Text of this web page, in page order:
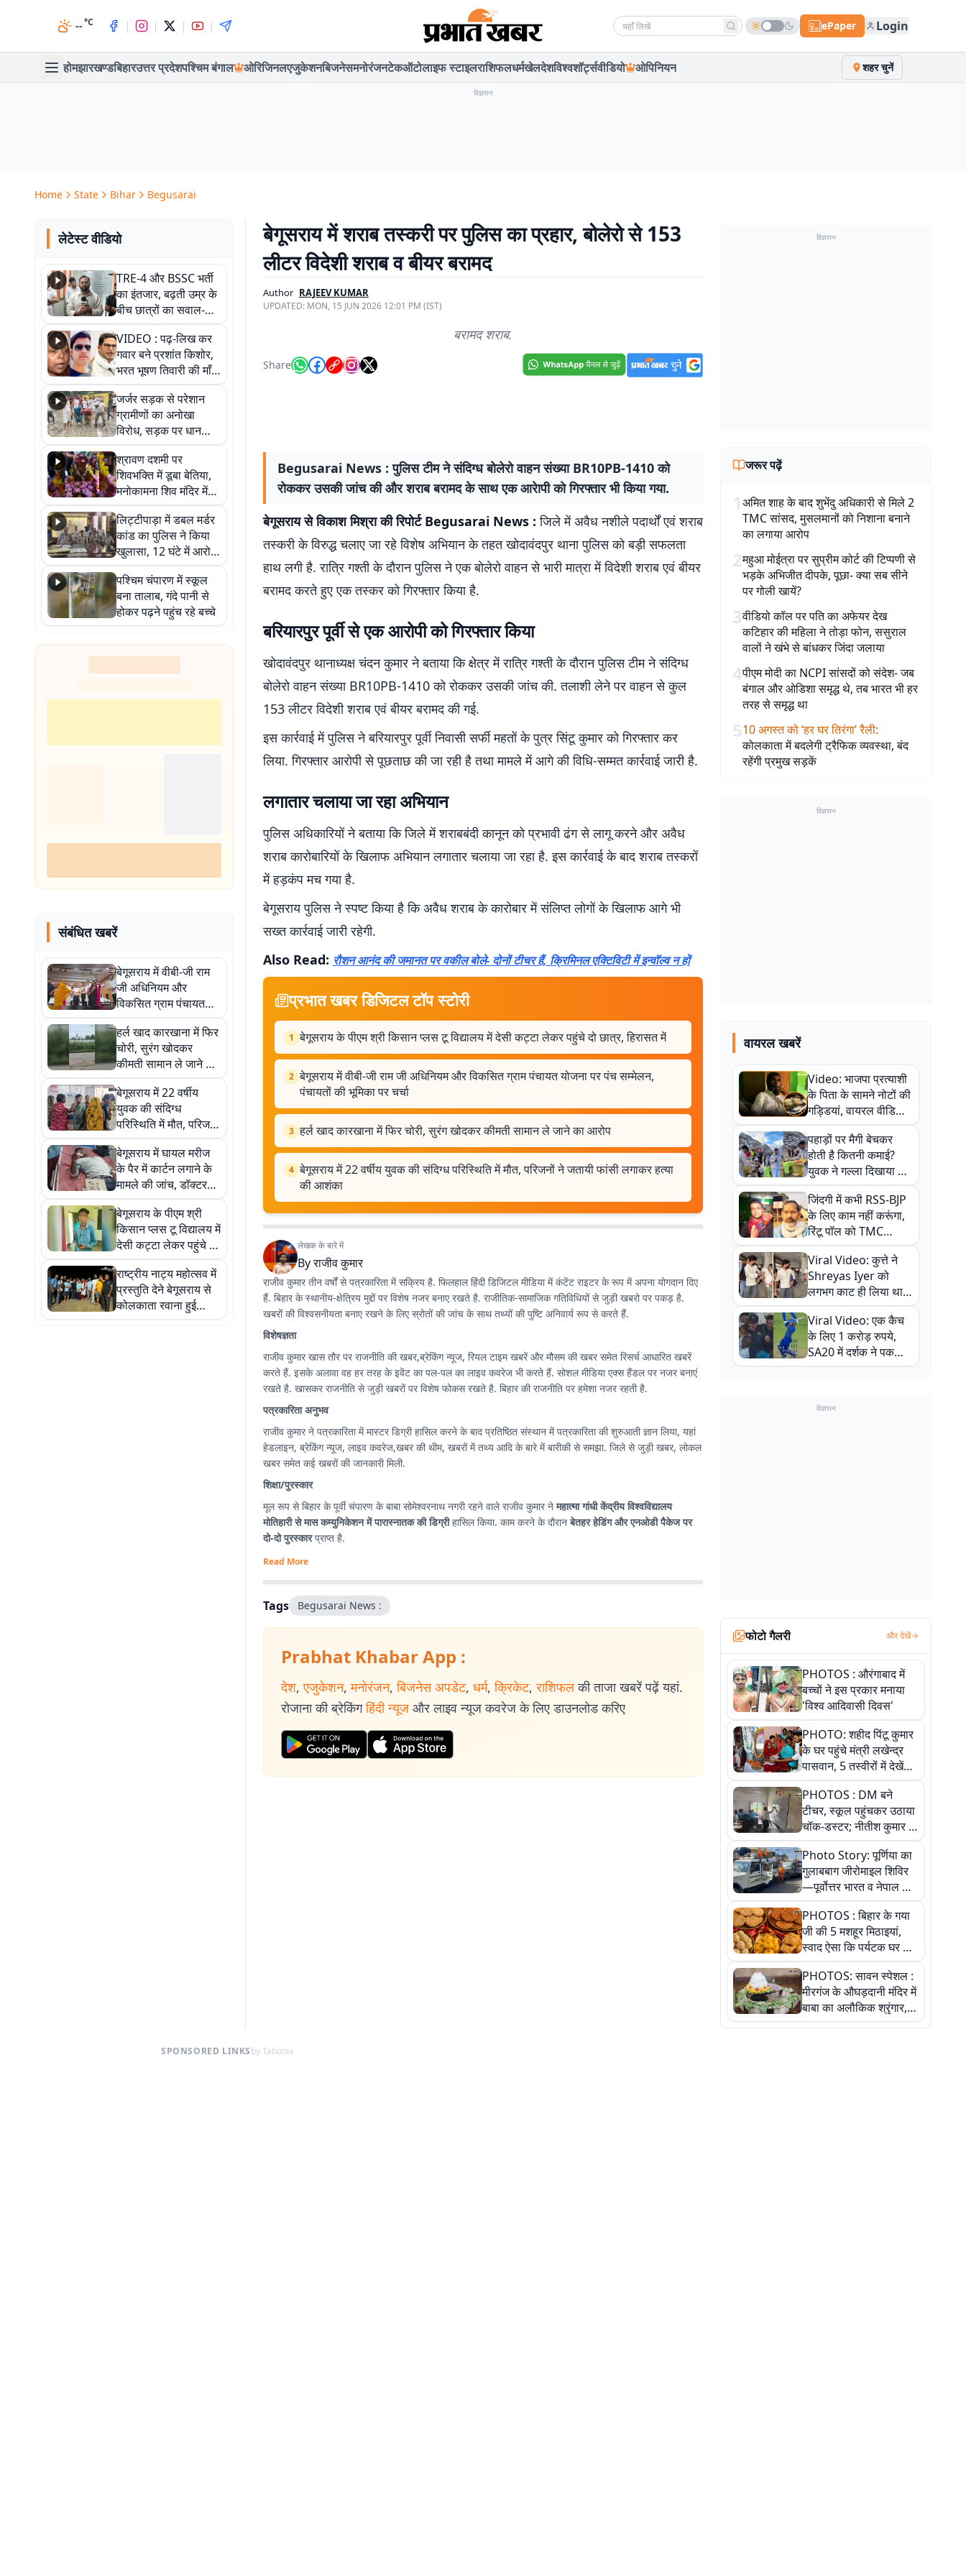
--°C | | | | Search news ePaper Login
होमझारखण्डबिहारउत्तर प्रदेशपश्चिम बंगाल ओरिजिनलएजुकेशनबिजनेसमनोरंजनटेकऑटोलाइफ स्टाइलराशिफलधर्मखेलदेशविश्वशॉर्ट्सवीडियो ओपिनियन शहर चुनें
विज्ञापन
Home State Bihar Begusarai
लेटेस्ट वीडियो
TRE-4 और BSSC भर्ती
का इंतजार, बढ़ती उम्र के
बीच छात्रों का सवाल-
आखिर कब आएगी बहाली?
देखें वीडियो
VIDEO : पढ़-लिख कर
गवार बने प्रशांत किशोर,
भरत भूषण तिवारी की माँ ने
कहा नहीं थी उम्मीद, बेटा
था तो किसी को बोलने की
नहीं थी हिम्मत
जर्जर सड़क से परेशान
ग्रामीणों का अनोखा
विरोध, सड़क पर धान
रोपकर और खाद डालकर
जताया आक्रोश
श्रावण दशमी पर
शिवभक्ति में डूबा बेतिया,
मनोकामना शिव मंदिर में
हुआ भव्य श्रृंगार
लिट्टीपाड़ा में डबल मर्डर
कांड का पुलिस ने किया
खुलासा, 12 घंटे में आरोपी
गिरफ्तार
पश्चिम चंपारण में स्कूल
बना तालाब, गंदे पानी से
होकर पढ़ने पहुंच रहे बच्चे
संबंधित खबरें
बेगूसराय में वीबी-जी राम
जी अधिनियम और
विकसित ग्राम पंचायत
योजना पर पंच सम्मेलन,
पंचायतों की भूमिका पर
चर्चा
हर्ल खाद कारखाना में फिर
चोरी, सुरंग खोदकर
कीमती सामान ले जाने का
आरोप
बेगूसराय में 22 वर्षीय
युवक की संदिग्ध
परिस्थिति में मौत, परिजनों
ने जतायी फांसी लगाकर
हत्या की आशंका
बेगूसराय में घायल मरीज
के पैर में कार्टन लगाने के
मामले की जांच, डॉक्टर
की प्रतिनियुक्ति खत्म
बेगूसराय के पीएम श्री
किसान प्लस टू विद्यालय में
देसी कट्टा लेकर पहुंचे दो
छात्र, हिरासत में
राष्ट्रीय नाट्य महोत्सव में
प्रस्तुति देने बेगूसराय से
कोलकाता रवाना हुई
आकाश गंगा रंग चौपाल की
बेगूसराय में शराब तस्करी पर पुलिस का प्रहार, बोलेरो से 153
लीटर विदेशी शराब व बीयर बरामद
Author RAJEEV KUMAR
UPDATED: MON, 15 JUN 2026 12:01 PM (IST)
बरामद शराब.
Share
Begusarai News : पुलिस टीम ने संदिग्ध बोलेरो वाहन संख्या BR10PB-1410 को
रोककर उसकी जांच की और शराब बरामद के साथ एक आरेापी को गिरफ्तार भी किया गया.
बेगूसराय से विकाश मिश्रा की रिपोर्ट Begusarai News :जिले में अवैध नशीले पदार्थों एवं शराब
तस्करी के विरुद्ध चलाए जा रहे विशेष अभियान के तहत खोदावंदपुर थाना पुलिस को बड़ी सफलता
हाथ लगी है. रात्रि गश्ती के दौरान पुलिस ने एक बोलेरो वाहन से भारी मात्रा में विदेशी शराब एवं बीयर
बरामद करते हुए एक तस्कर को गिरफ्तार किया है.
बरियारपुर पूर्वी से एक आरोपी को गिरफ्तार किया
खोदावंदपुर थानाध्यक्ष चंदन कुमार ने बताया कि क्षेत्र में रात्रि गश्ती के दौरान पुलिस टीम ने संदिग्ध
बोलेरो वाहन संख्या BR10PB-1410 को रोककर उसकी जांच की. तलाशी लेने पर वाहन से कुल
153 लीटर विदेशी शराब एवं बीयर बरामद की गई.
इस कार्रवाई में पुलिस ने बरियारपुर पूर्वी निवासी सर्फी महतों के पुत्र सिंटू कुमार को गिरफ्तार कर
लिया. गिरफ्तार आरोपी से पूछताछ की जा रही है तथा मामले में आगे की विधि-सम्मत कार्रवाई जारी है.
लगातार चलाया जा रहा अभियान
पुलिस अधिकारियों ने बताया कि जिले में शराबबंदी कानून को प्रभावी ढंग से लागू करने और अवैध
शराब कारोबारियों के खिलाफ अभियान लगातार चलाया जा रहा है. इस कार्रवाई के बाद शराब तस्करों
में हड़कंप मच गया है.
बेगूसराय पुलिस ने स्पष्ट किया है कि अवैध शराब के कारोबार में संलिप्त लोगों के खिलाफ आगे भी
सख्त कार्रवाई जारी रहेगी.
Also Read: रौशन आनंद की जमानत पर वकील बोले- दोनों टीचर हैं, क्रिमिनल एक्टिविटी में इन्वॉल्व न हों
प्रभात खबर डिजिटल टॉप स्टोरी
1 बेगूसराय के पीएम श्री किसान प्लस टू विद्यालय में देसी कट्टा लेकर पहुंचे दो छात्र, हिरासत में
2 बेगूसराय में वीबी-जी राम जी अधिनियम और विकसित ग्राम पंचायत योजना पर पंच सम्मेलन,
पंचायतों की भूमिका पर चर्चा
3 हर्ल खाद कारखाना में फिर चोरी, सुरंग खोदकर कीमती सामान ले जाने का आरोप
4 बेगूसराय में 22 वर्षीय युवक की संदिग्ध परिस्थिति में मौत, परिजनों ने जतायी फांसी लगाकर हत्या
की आशंका
लेखक के बारे में
Byराजीव कुमार
राजीव कुमार तीन वर्षों से पत्रकारिता में सक्रिय है. फिलहाल हिंदी डिजिटल मीडिया में कंटेंट राइटर के रूप में अपना योगदान दिए
हैं. बिहार के स्थानीय-क्षेत्रिय मुद्दों पर विशेष नजर बनाए रखते है. राजीतिक-सामाजिक गतिविधियों से जुड़ी खबरो पर पकड़ है.
खबरों की विश्वसनीयता बनाए रखने के लिए स्रोतों की जांच के साथ तथ्यों की पुष्टि अनिवार्य रूप से करते हैं.
विशेषज्ञता
राजीव कुमार खास तौर पर राजनीति की खबर,ब्रेकिंग न्यूज, रियल टाइम खबरें और मौसम की खबर समेत रिसर्च आधारित खबरें
करते हैं. इसके अलावा वह हर तरह के इवेंट का पल-पल का लाइव कवरेज भी करते हैं. सोशल मीडिया एक्स हैंडल पर नजर बनाएं
रखते है. खासकर राजनीति से जुड़ी खबरों पर विशेष फोकस रखते है. बिहार की राजनीति पर हमेशा नजर रहती है.
पत्रकारिता अनुभव
राजीव कुमार ने पत्रकारिता में मास्टर डिग्री हासिल करने के बाद प्रतिष्ठित संस्थान में पत्रकारिता की शुरुआती ज्ञान लिया, यहां
हेडलाइन, ब्रेकिंग न्यूज, लाइव कवरेज,खबर की थीम, खबरों में तथ्य आदि के बारे में बारीकी से समझा. जिले से जुड़ी खबर, लोकल
खबर समेत कई खबरों की जानकारी मिली.
शिक्षा/पुरस्कार
मूल रूप से बिहार के पूर्वी चंपारण के बाबा सोमेश्वरनाथ नगरी रहने वाले राजीव कुमार नेमहात्मा गांधी केंद्रीय विश्वविद्यालय
मोतिहारी से मास कम्युनिकेशन में पारास्नातक की डिग्रीहासिल किया. काम करने के दौरानबेतहर हेडिंग और एनओडी पैकेज पर
दो-दो पुरस्कारप्राप्त है.
Read More
Tags Begusarai News :
Prabhat Khabar App :
देश, एजुकेशन, मनोरंजन, बिजनेस अपडेट, धर्म, क्रिकेट, राशिफल की ताजा खबरें पढ़ें यहां.
रोजाना की ब्रेकिंग हिंदी न्यूज और लाइव न्यूज कवरेज के लिए डाउनलोड करिए
विज्ञापन
जरूर पढ़ें
1अमित शाह के बाद शुभेंदु अधिकारी से मिले 2
TMC सांसद, मुसलमानों को निशाना बनाने
का लगाया आरोप
2महुआ मोईत्रा पर सुप्रीम कोर्ट की टिप्पणी से
भड़के अभिजीत दीपके, पूछा- क्या सब सीने
पर गोली खायें?
3वीडियो कॉल पर पति का अफेयर देख
कटिहार की महिला ने तोड़ा फोन, ससुराल
वालों ने खंभे से बांधकर जिंदा जलाया
4पीएम मोदी का NCPI सांसदों को संदेश- जब
बंगाल और ओडिशा समृद्ध थे, तब भारत भी हर
तरह से समृद्ध था
510 अगस्त को ‘हर घर तिरंगा’ रैली:
कोलकाता में बदलेगी ट्रैफिक व्यवस्था, बंद
रहेंगी प्रमुख सड़कें
विज्ञापन
वायरल खबरें
Video: भाजपा प्रत्याशी
के पिता के सामने नोटों की
गड्डियां, वायरल वीडियो
से राजनीति में उबाल,
अजित महतो बोले- TMC
की गंदी चाल
पहाड़ों पर मैगी बेचकर
होती है कितनी कमाई?
युवक ने गल्ला दिखाया तो
नौकरी वालों के खड़े हो गए
कान
जिंदगी में कभी RSS-BJP
के लिए काम नहीं करूंगा,
रिंटू पॉल को TMC
ऑफिस में ले जाकर पीटा,
Video वायरल
Viral Video: कुत्ते ने
Shreyas Iyer को
लगभग काट ही लिया था,
न्यूजीलैंड सीरीज से पहले
बाल-बाल बचे
Viral Video: एक कैच
के लिए 1 करोड़ रुपये,
SA20 में दर्शक ने पकड़ा
एक हाथ से गजब का कैच
विज्ञापन
फोटो गैलरी और देखें
PHOTOS : औरंगाबाद में
बच्चों ने इस प्रकार मनाया
'विश्व आदिवासी दिवस'
PHOTO: शहीद पिंटू कुमार
के घर पहुंचे मंत्री लखेन्द्र
पासवान, 5 तस्वीरों में देखें
उस भावुक पल की पूरी
कहानी
PHOTOS : DM बने
टीचर, स्कूल पहुंचकर उठाया
चॉक-डस्टर; नीतीश कुमार के
इस चहेते अधिकारी को
जानिए
Photo Story: पूर्णिया का
गुलाबबाग जीरोमाइल शिविर
—पूर्वोत्तर भारत व नेपाल के
कांवरियों का प्रमुख सेवा धाम
PHOTOS : बिहार के गया
जी की 5 मशहूर मिठाइयां,
स्वाद ऐसा कि पर्यटक घर ले
जाना नहीं भूलते, तस्वीरों में
देखें
PHOTOS: सावन स्पेशल :
मीरगंज के औघड़दानी मंदिर में
बाबा का अलौकिक श्रृंगार,
तस्वीरों में देखें महादेव के कई
SPONSORED LINKSby Taboola